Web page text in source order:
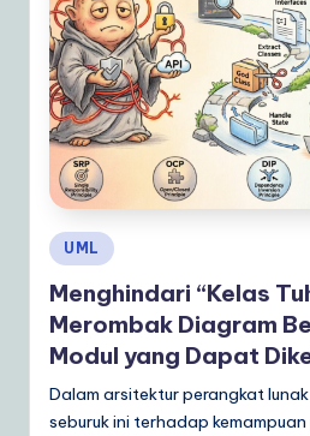
ai
ly
G
ui
d
e
t
o
A
&
Posted
in
UML
Menghindari “Kelas
Merombak Diagram
Modul yang Dapat
Dalam arsitektur perangkat
seburuk ini terhadap